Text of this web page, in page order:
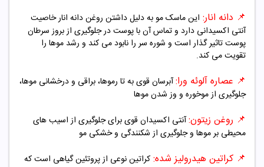
📌 دانه انار: این ماسک مو به دلیل داشتن روغن دانه انار خاصیت
آنتی اکسیدانی دارد و تماس آن با پوست در جلوگیری از بروز سرطان
پوست تاثیر گذار است و شوره سر را نابود می کند و رشد موها را
تقویت می کند.
📌 عصاره آلوئه ورا:آبرسان قوی به تا رموها، براقی و درخشانی موها،
جلوگیری از موخوره و وز شدن موها
📌 روغن زیتون:آنتی اکسیدان قوی برای جلوگیری از اسیب های
محیطی بر موها و جلوگیری از شکنندگی و خشکی مو
📌 کراتین هیدرولیز شده: کراتین نوعی از پروتئین گیاهی است که